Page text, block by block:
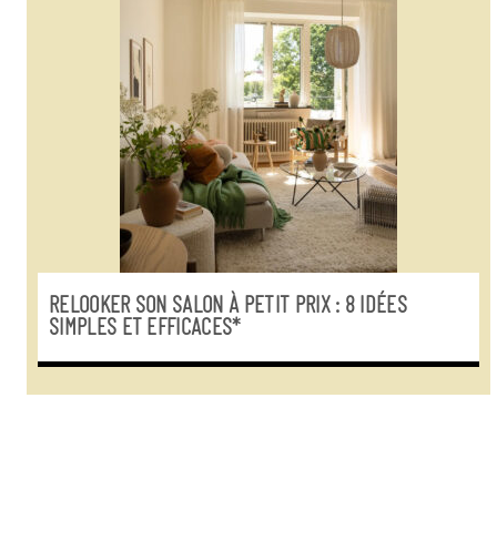
RELOOKER SON SALON À PETIT PRIX : 8 IDÉES
SIMPLES ET EFFICACES*